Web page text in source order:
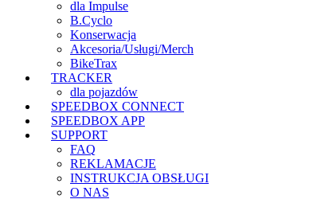
dla Impulse
B.Cyclo
Konserwacja
Akcesoria/Usługi/Merch
BikeTrax
TRACKER
dla pojazdów
SPEEDBOX CONNECT
SPEEDBOX APP
SUPPORT
FAQ
REKLAMACJE
INSTRUKCJA OBSŁUGI
O NAS